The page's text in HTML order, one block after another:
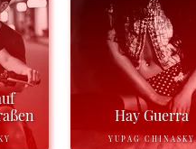
Hay Guerra
YUPAG CHINASKY